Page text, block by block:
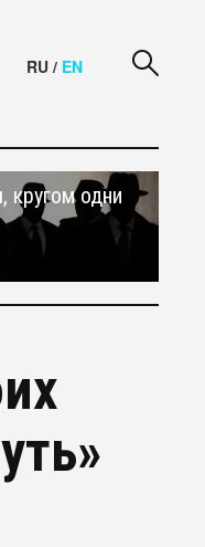
RU / EN
одни